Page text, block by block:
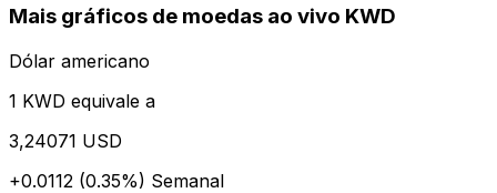
Mais gráficos de moedas ao vivo KWD
Dólar americano
1 KWD equivale a
3,24071 USD
+0.0112 (0.35%) Semanal